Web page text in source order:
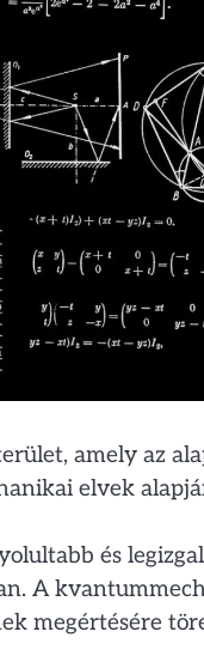
amely az
elvek
és
A
megértésére